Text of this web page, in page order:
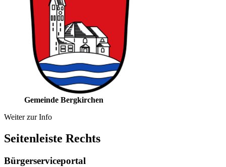
Gemeinde Bergkirchen
Weiter zur Info
Seitenleiste Rechts
Bürgerserviceportal